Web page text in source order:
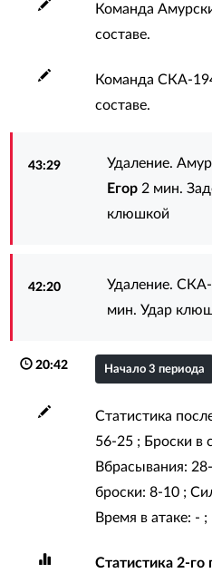
Команда
составе.
Команда СКА-
составе.
43:29 Удаление.
Егор 2 мин.
клюшкой
42:20 Удаление.
мин. Удар
20:42 Начало 3 периода
Статистика
56-25 ; Броски в
Вбрасывания:
броски: 8-10 ;
Время в атаке: -
Статистика 2-го